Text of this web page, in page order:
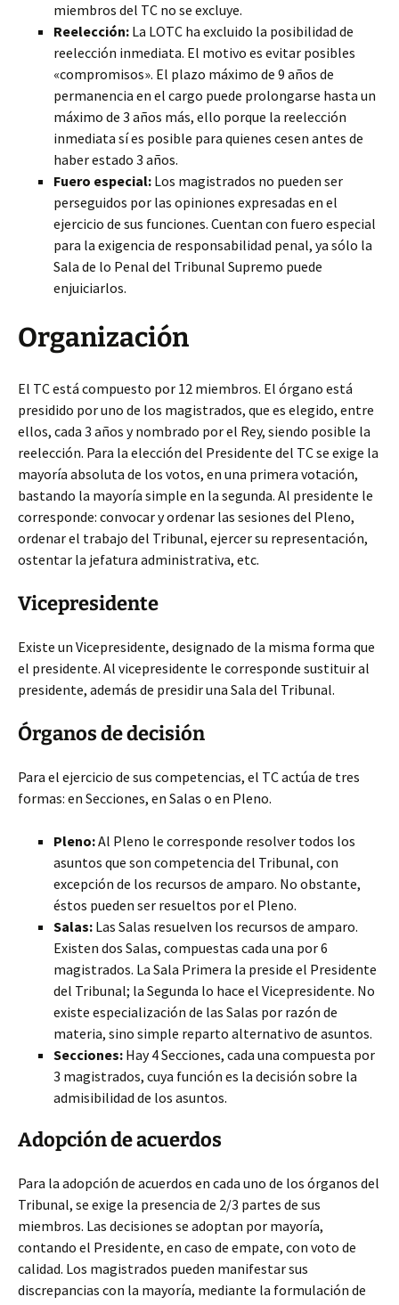
miembros del TC no se excluye.
Reelección: La LOTC ha excluido la posibilidad de
reelección inmediata. El motivo es evitar posibles
«compromisos». El plazo máximo de 9 años de
permanencia en el cargo puede prolongarse hasta un
máximo de 3 años más, ello porque la reelección
inmediata sí es posible para quienes cesen antes de
haber estado 3 años.
Fuero especial: Los magistrados no pueden ser
perseguidos por las opiniones expresadas en el
ejercicio de sus funciones. Cuentan con fuero especial
para la exigencia de responsabilidad penal, ya sólo la
Sala de lo Penal del Tribunal Supremo puede
enjuiciarlos.
Organización
El TC está compuesto por 12 miembros. El órgano está
presidido por uno de los magistrados, que es elegido, entre
ellos, cada 3 años y nombrado por el Rey, siendo posible la
reelección. Para la elección del Presidente del TC se exige la
mayoría absoluta de los votos, en una primera votación,
bastando la mayoría simple en la segunda. Al presidente le
corresponde: convocar y ordenar las sesiones del Pleno,
ordenar el trabajo del Tribunal, ejercer su representación,
ostentar la jefatura administrativa, etc.
Vicepresidente
Existe un Vicepresidente, designado de la misma forma que
el presidente. Al vicepresidente le corresponde sustituir al
presidente, además de presidir una Sala del Tribunal.
Órganos de decisión
Para el ejercicio de sus competencias, el TC actúa de tres
formas: en Secciones, en Salas o en Pleno.
Pleno:Al Pleno le corresponde resolver todos los
asuntos que son competencia del Tribunal, con
excepción de los recursos de amparo. No obstante,
éstos pueden ser resueltos por el Pleno.
Salas: Las Salas resuelven los recursos de amparo.
Existen dos Salas, compuestas cada una por 6
magistrados. La Sala Primera la preside el Presidente
del Tribunal; la Segunda lo hace el Vicepresidente. No
existe especialización de las Salas por razón de
materia, sino simple reparto alternativo de asuntos.
Secciones: Hay 4 Secciones, cada una compuesta por
3 magistrados, cuya función es la decisión sobre la
admisibilidad de los asuntos.
Adopción de acuerdos
Para la adopción de acuerdos en cada uno de los órganos del
Tribunal, se exige la presencia de 2/3 partes de sus
miembros. Las decisiones se adoptan por mayoría,
contando el Presidente, en caso de empate, con voto de
calidad. Los magistrados pueden manifestar sus
discrepancias con la mayoría, mediante la formulación de